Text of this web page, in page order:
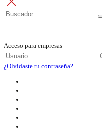
Acceso para empresas
¿Olvidaste tu contraseña?